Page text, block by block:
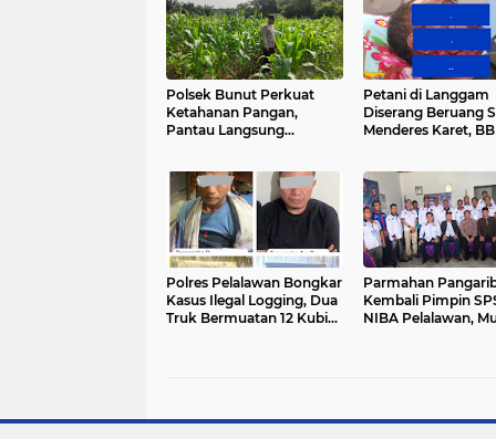
Polsek Bunut Perkuat
Ketahanan Pangan,
Pantau Langsung
Petani di Langgam
Diserang Beruang
Menderes Karet,
Polres Pelalawan Bongkar
Kasus Ilegal Logging, Dua
Truk Bermuatan 12 Kubik
Parmahan
Kembali Pimpin
NIBA Pelalawan,